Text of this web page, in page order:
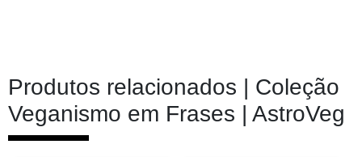
Produtos relacionados | Coleção
Veganismo em Frases | AstroVeg